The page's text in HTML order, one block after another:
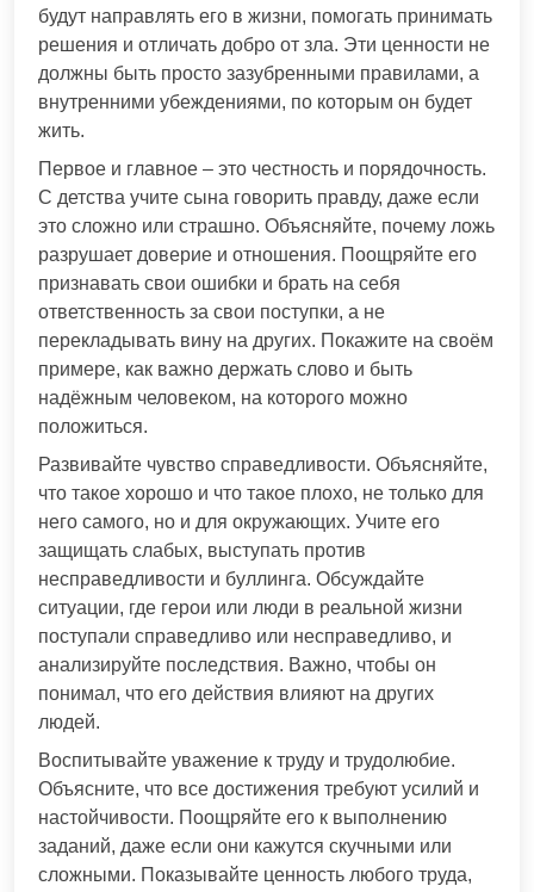
будут направлять его в жизни, помогать принимать
решения и отличать добро от зла. Эти ценности не
должны быть просто зазубренными правилами, а
внутренними убеждениями, по которым он будет
жить.
Первое и главное – это честность и порядочность.
С детства учите сына говорить правду, даже если
это сложно или страшно. Объясняйте, почему ложь
разрушает доверие и отношения. Поощряйте его
признавать свои ошибки и брать на себя
ответственность за свои поступки, а не
перекладывать вину на других. Покажите на своём
примере, как важно держать слово и быть
надёжным человеком, на которого можно
положиться.
Развивайте чувство справедливости. Объясняйте,
что такое хорошо и что такое плохо, не только для
него самого, но и для окружающих. Учите его
защищать слабых, выступать против
несправедливости и буллинга. Обсуждайте
ситуации, где герои или люди в реальной жизни
поступали справедливо или несправедливо, и
анализируйте последствия. Важно, чтобы он
понимал, что его действия влияют на других
людей.
Воспитывайте уважение к труду и трудолюбие.
Объясните, что все достижения требуют усилий и
настойчивости. Поощряйте его к выполнению
заданий, даже если они кажутся скучными или
сложными. Показывайте ценность любого труда,